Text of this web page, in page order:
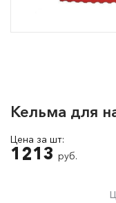
Кельма для
Цена за шт:
1213 руб.